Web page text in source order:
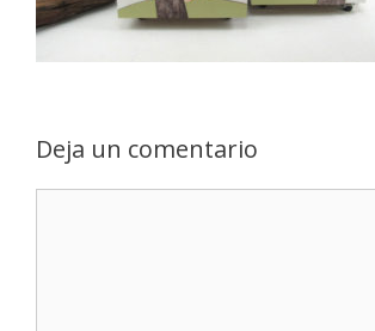
Deja un comentario